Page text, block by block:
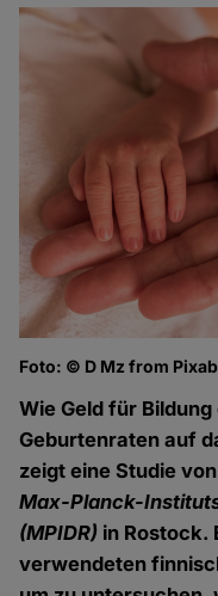
Foto: © D Mz from
Wie Geld für
Geburtenraten auf
zeigt eine Studie
Max-Planck-
(MPIDR) in Rostock.
verwendeten